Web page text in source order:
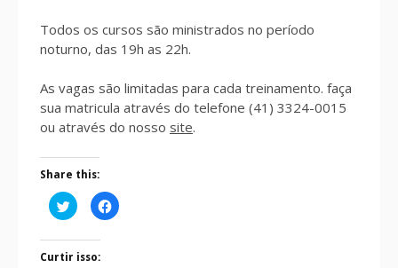
Todos os cursos são ministrados no período
noturno, das 19h as 22h.
As vagas são limitadas para cada treinamento. faça
sua matricula através do telefone (41) 3324-0015
ou através do nosso site.
Share this:
Clique
para
compartilhar
Twitter(abre
em
Clique
para
Curtir isso: